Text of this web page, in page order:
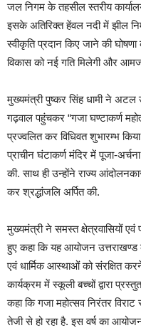
जल निगम के तहसील स्तरीय
इसके अतिरिक्त हेंवल नदी में झील
स्वीकृति प्रदान किए जाने की
विकास को नई गति मिलेगी और
मुख्यमंत्री पुष्कर सिंह धामी ने अटल
गढ़वाल पहुंचकर “गजा घण्टाकर्ण
प्रज्वलित कर विधिवत शुभारम्भ
प्राचीन घंटाकर्ण मंदिर में पूजा-
की. साथ ही उन्होंने राज्य
कर श्रद्धांजलि अर्पित की.
मुख्यमंत्री ने समस्त क्षेत्रवासियों
हुए कहा कि यह आयोजन उत्तराखण्ड
एवं धार्मिक आस्थाओं को संरक्षित
कार्यक्रम में स्कूली बच्चों द्वारा
कहा कि गजा महोत्सव निरंतर
तेजी से हो रहा है. इस वर्ष का